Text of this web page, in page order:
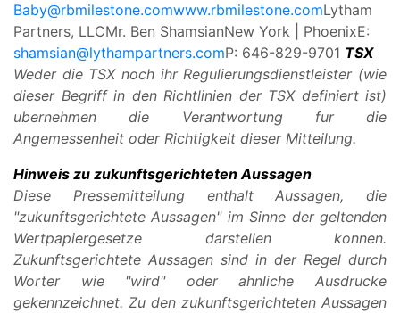
Baby@rbmilestone.comwww.rbmilestone.comLytham
Partners, LLCMr. Ben ShamsianNew York | PhoenixE:
shamsian@lythampartners.comP: 646-829-9701 TSX
Weder die TSX noch ihr Regulierungsdienstleister (wie
dieser Begriff in den Richtlinien der TSX definiert ist)
ubernehmen die Verantwortung fur die
Angemessenheit oder Richtigkeit dieser Mitteilung.
Hinweis zu zukunftsgerichteten Aussagen
Diese Pressemitteilung enthalt Aussagen, die
"zukunftsgerichtete Aussagen" im Sinne der geltenden
Wertpapiergesetze darstellen konnen.
Zukunftsgerichtete Aussagen sind in der Regel durch
Worter wie "wird" oder ahnliche Ausdrucke
gekennzeichnet. Zu den zukunftsgerichteten Aussagen